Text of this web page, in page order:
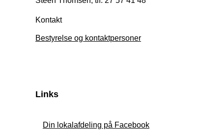
Kontakt
Bestyrelse og kontaktpersoner
Links
Din lokalafdeling på Facebook